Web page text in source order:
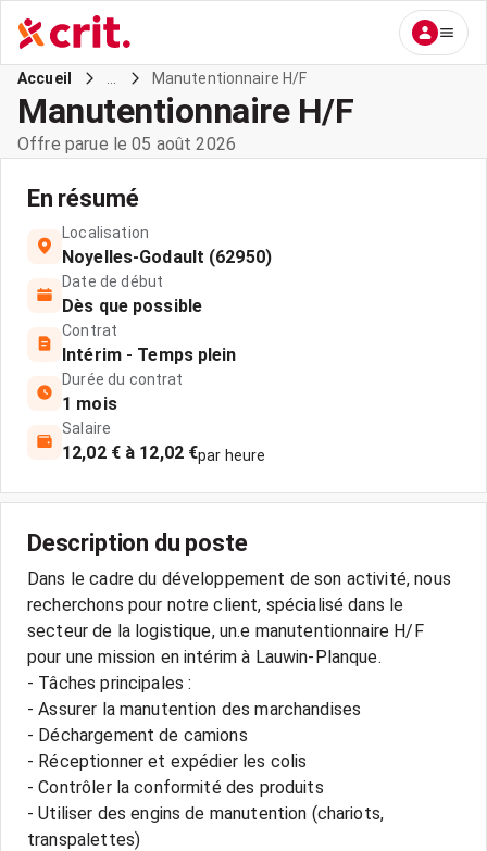
Accueil Manutentionnaire H/F
Manutentionnaire H/F
Offre parue le 05 août 2026
En résumé
Localisation
Noyelles-Godault (62950)
Date de début
Dès que possible
Contrat
Intérim - Temps plein
Durée du contrat
1 mois
Salaire
12,02 € à 12,02 €par heure
Description du poste
Dans le cadre du développement de son activité, nous
recherchons pour notre client, spécialisé dans le
secteur de la logistique, un.e manutentionnaire H/F
pour une mission en intérim à Lauwin-Planque.
- Tâches principales :
- Assurer la manutention des marchandises
- Déchargement de camions
- Réceptionner et expédier les colis
- Contrôler la conformité des produits
- Utiliser des engins de manutention (chariots,
transpalettes)